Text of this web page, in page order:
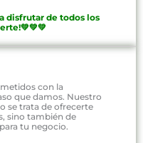
disfrutar de todos los
con la
que damos. Nuestro
se trata de ofrecerte
sino también de
tu negocio.